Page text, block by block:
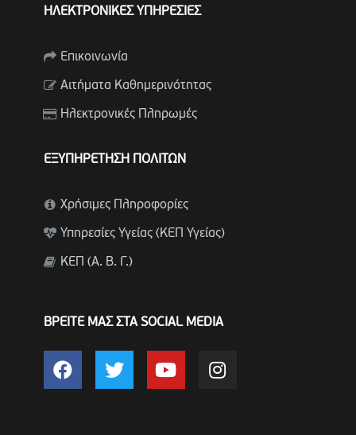
ΗΛΕΚΤΡΟΝΙΚΕΣ ΥΠΗΡΕΣΙΕΣ
Επικοινωνία
Αιτήματα Καθημερινότητας
Ηλεκτρονικές Πληρωμές
ΕΞΥΠΗΡΕΤΗΣΗ ΠΟΛΙΤΩΝ
Χρήσιμες Πληροφορίες
Υπηρεσίες Υγείας (ΚΕΠ Υγείας)
ΚΕΠ (Α. Β. Γ.)
ΒΡΕΙΤΕ ΜΑΣ ΣΤΑ SOCIAL MEDIA